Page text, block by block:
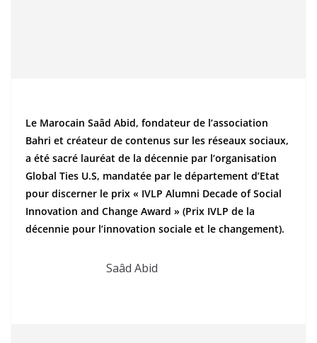
Le Marocain Saâd Abid, fondateur de l’association
Bahri et créateur de contenus sur les réseaux sociaux,
a été sacré lauréat de la décennie par l’organisation
Global Ties U.S, mandatée par le département d’Etat
pour discerner le prix « IVLP Alumni Decade of Social
Innovation and Change Award » (Prix IVLP de la
décennie pour l’innovation sociale et le changement).
Saâd Abid